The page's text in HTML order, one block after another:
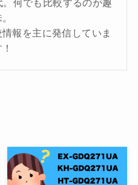
何でも比較するのが趣
報を主に発信していま